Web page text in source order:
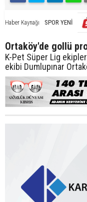
Haber Kaynağı SPOR YENİ
Ortaköy'de gollü
K-Pet Süper Lig
ekibi Dumlupınar